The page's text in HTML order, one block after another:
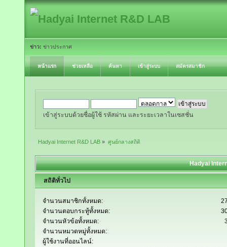
ข่าว: ข่าวประกาศ
หน้าแรก ช่วยเหลือ ค้นหา เข้าสู่ระบบ สมัครสมาชิก
เข้าสู่ระบบด้วยชื่อผู้ใช้ รหัสผ่าน และระยะเวลาในเซสชั่น
Hadyai Internet R&D LAB » ศูนย์กลางสถิติ
Hadyai
สถิติทั่วไป
จำนวนสมาชิกทั้งหมด:
จำนวนตอบกระทู้ทั้งหมด:
จำนวนหัวข้อทั้งหมด:
จำนวนหมวดหมู่ทั้งหมด:
ผู้ใช้งานที่ออนไลน์: